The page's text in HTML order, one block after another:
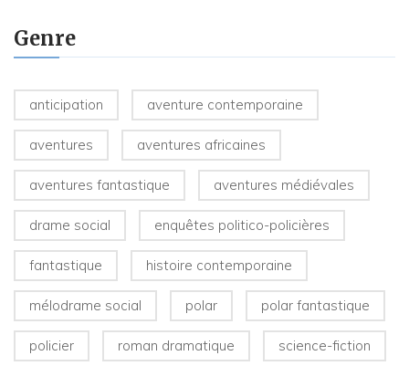
Genre
anticipation aventure contemporaine
aventures aventures africaines
aventures fantastique aventures médiévales
drame social enquêtes politico-policières
fantastique histoire contemporaine
mélodrame social polar polar fantastique
policier roman dramatique science-fiction